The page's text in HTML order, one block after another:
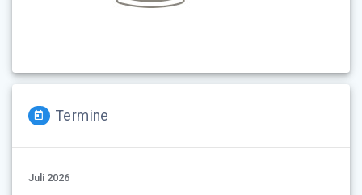
Termine
Juli 2026